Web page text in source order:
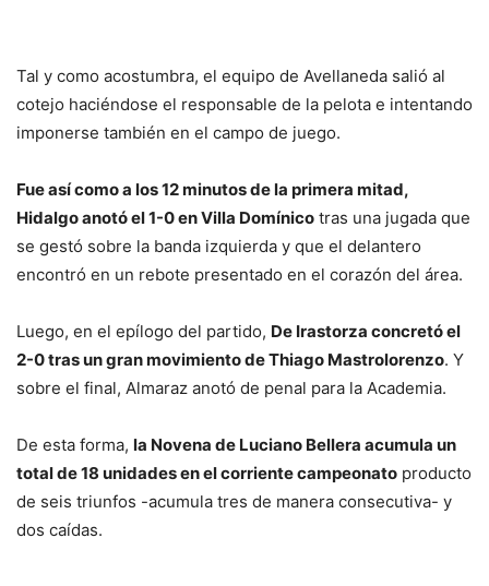
Tal y como acostumbra, el equipo de Avellaneda salió al
cotejo haciéndose el responsable de la pelota e intentando
imponerse también en el campo de juego.
Fue así como a los 12 minutos de la primera mitad,
Hidalgo anotó el 1-0 en Villa Domínico tras una jugada que
se gestó sobre la banda izquierda y que el delantero
encontró en un rebote presentado en el corazón del área.
Luego, en el epílogo del partido, De Irastorza concretó el
2-0 tras un gran movimiento de Thiago Mastrolorenzo. Y
sobre el final, Almaraz anotó de penal para la Academia.
De esta forma, la Novena de Luciano Bellera acumula un
total de 18 unidades en el corriente campeonato producto
de seis triunfos -acumula tres de manera consecutiva- y
dos caídas.